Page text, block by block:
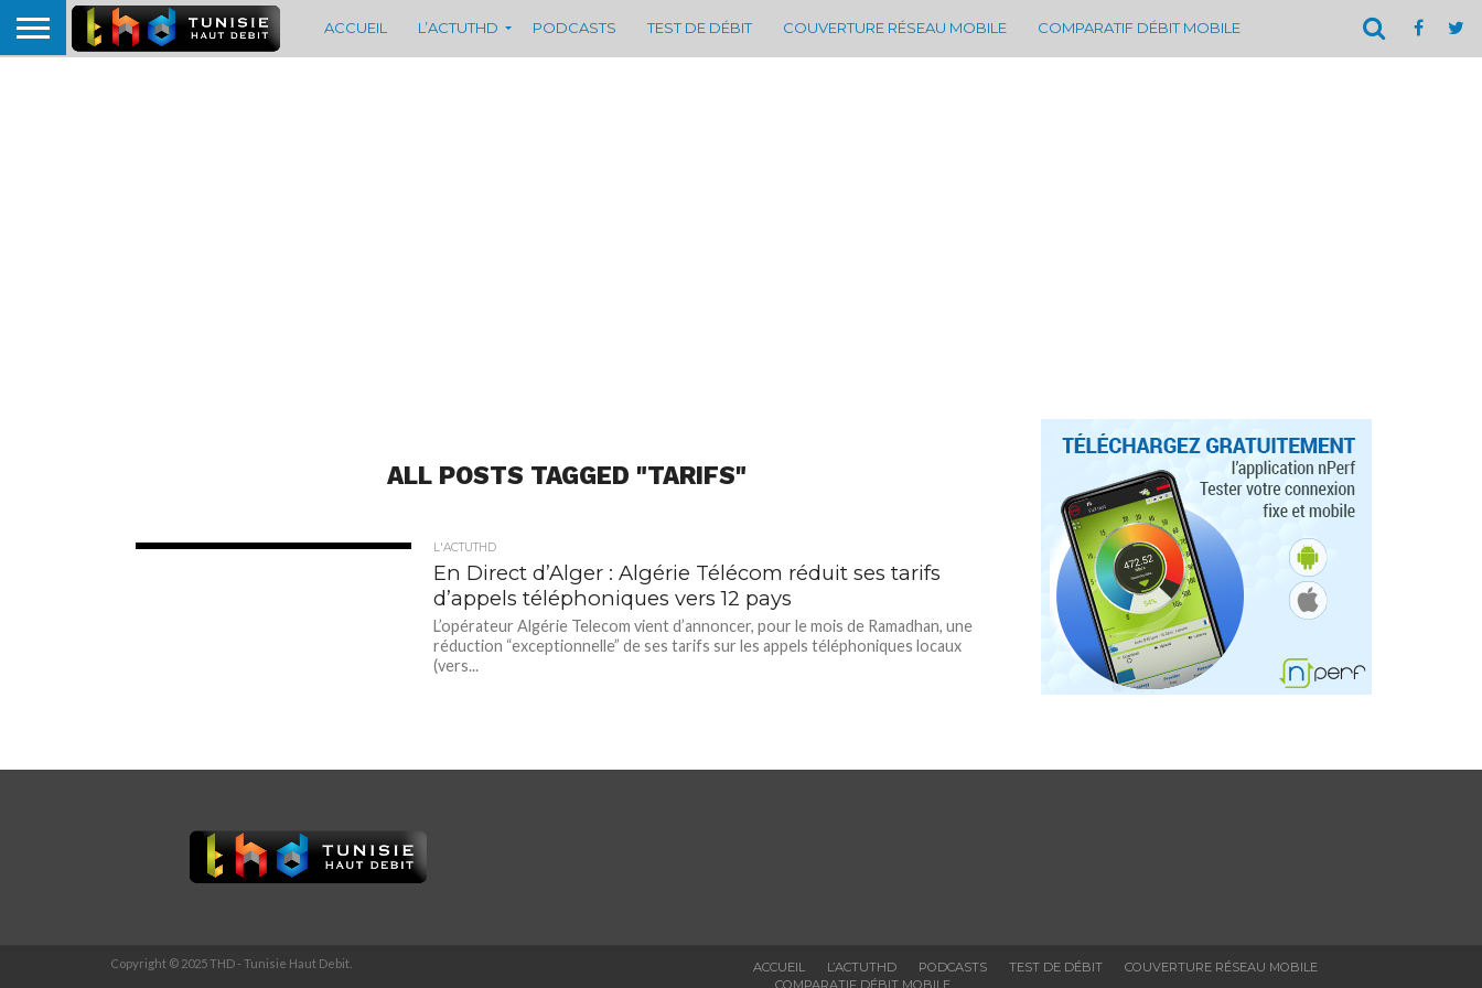
ACCUEIL L’ACTUTHD PODCASTS TEST DE DÉBIT COUVERTURE RÉSEAU MOBILE COMPARATIF DÉBIT MOBILE
ALL POSTS TAGGED "TARIFS"
L'ACTUTHD
En Direct d’Alger : Algérie Télécom réduit ses tarifs
d’appels téléphoniques vers 12 pays
L’opérateur Algérie Telecom vient d’annoncer, pour le mois de Ramadhan, une
réduction “exceptionnelle” de ses tarifs sur les appels téléphoniques locaux
(vers...
ACCUEIL L’ACTUTHD PODCASTS TEST DE DÉBIT
COUVERTURE RÉSEAU MOBILE
Copyright © 2025 THD - Tunisie Haut Debit.